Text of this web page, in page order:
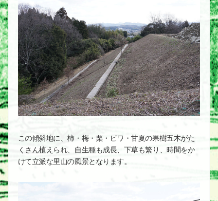
この傾斜地に、柿・梅・栗・ビワ・甘夏の果樹五木がた
くさん植えられ、自生種も成長、下草も繁り、時間をか
けて立派な里山の風景となります。